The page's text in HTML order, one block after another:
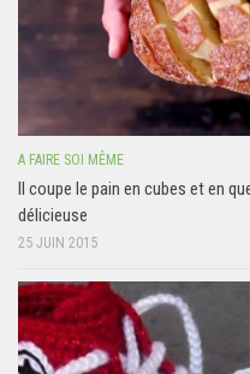
A FAIRE SOI MÊME
Il coupe le pain en cubes et en
délicieuse
25 JUIN 2015